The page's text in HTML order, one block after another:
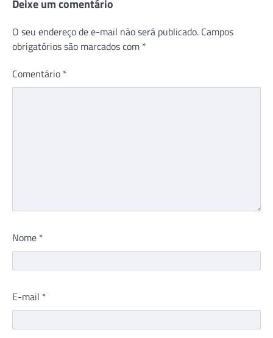
Deixe um comentário
O seu endereço de e-mail não será publicado. Campos
obrigatórios são marcados com *
Comentário *
Nome *
E-mail *